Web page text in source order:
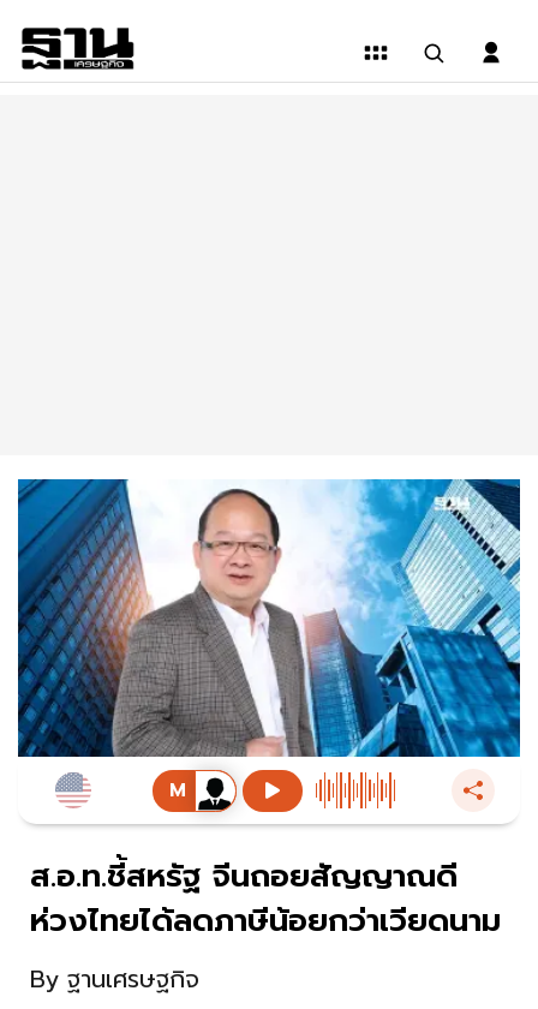
ส.อ.ท.ชี้สหรัฐ จีนถอยสัญญาณดี
ห่วงไทยได้ลดภาษีน้อยกว่าเวียดนาม
By ฐานเศรษฐกิจ